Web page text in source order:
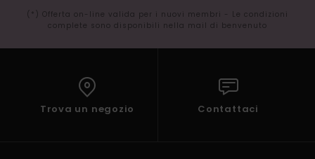
(*) Offerta on-line valida per i nuovi membri - Le condizioni
complete sono disponibili nella mail di benvenuto
Trova un negozio Contattaci